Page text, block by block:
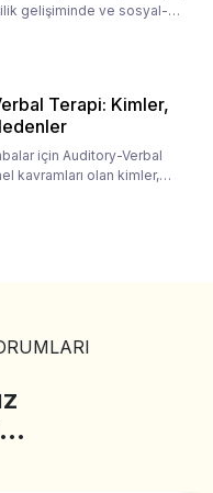
gelişiminde ve sosyal-
Terapi: Kimler,
için Auditory-Verbal
kavramları olan kimler,